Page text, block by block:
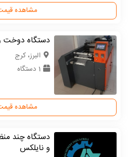
مشاهده
دستگاه دوخت
البرز، کرج
1 دستگاه
مشاهده
دستگاه چند
و نایلکس